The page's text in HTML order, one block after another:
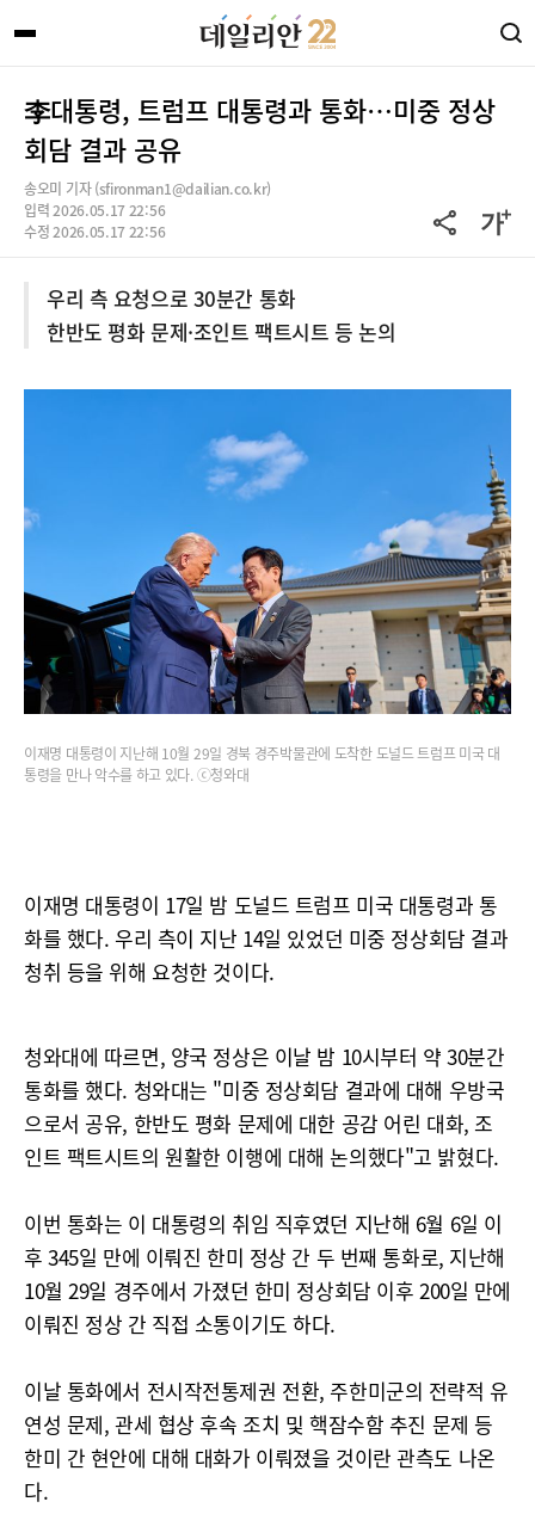
李대통령, 트럼프 대통령과 통화…미중 정상
회담 결과 공유
송오미 기자 (sfironman1@dailian.co.kr)
입력 2026.05.17 22:56
수정 2026.05.17 22:56
우리 측 요청으로 30분간 통화
한반도 평화 문제·조인트 팩트시트 등 논의
이재명 대통령이 지난해 10월 29일 경북 경주박물관에 도착한 도널드 트럼프 미국 대
통령을 만나 악수를 하고 있다. ⓒ청와대
이재명 대통령이 17일 밤 도널드 트럼프 미국 대통령과 통
화를 했다. 우리 측이 지난 14일 있었던 미중 정상회담 결과
청취 등을 위해 요청한 것이다.
청와대에 따르면, 양국 정상은 이날 밤 10시부터 약 30분간
통화를 했다. 청와대는 "미중 정상회담 결과에 대해 우방국
으로서 공유, 한반도 평화 문제에 대한 공감 어린 대화, 조
인트 팩트시트의 원활한 이행에 대해 논의했다"고 밝혔다.
이번 통화는 이 대통령의 취임 직후였던 지난해 6월 6일 이
후 345일 만에 이뤄진 한미 정상 간 두 번째 통화로, 지난해
10월 29일 경주에서 가졌던 한미 정상회담 이후 200일 만에
이뤄진 정상 간 직접 소통이기도 하다.
이날 통화에서 전시작전통제권 전환, 주한미군의 전략적 유
연성 문제, 관세 협상 후속 조치 및 핵잠수함 추진 문제 등
한미 간 현안에 대해 대화가 이뤄졌을 것이란 관측도 나온
다.